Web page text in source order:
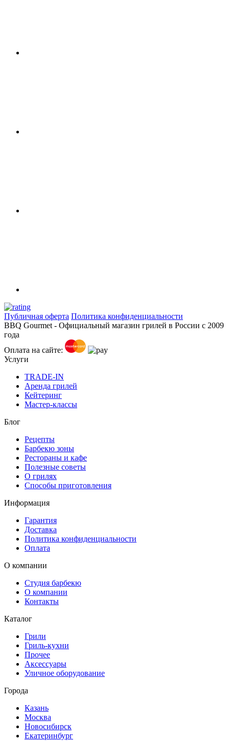
Публичная оферта Политика конфиденциальности
BBQ Gourmet - Официальный магазин грилей в России с 2009
года
Оплата на сайте:
Услуги
TRADE-IN
Аренда грилей
Кейтеринг
Мастер-классы
Блог
Рецепты
Барбекю зоны
Рестораны и кафе
Полезные советы
О грилях
Способы приготовления
Информация
Гарантия
Доставка
Политика конфиденциальности
Оплата
О компании
Студия барбекю
О компании
Контакты
Каталог
Грили
Гриль-кухни
Прочее
Аксессуары
Уличное оборудование
Города
Казань
Москва
Новосибирск
Екатеринбург